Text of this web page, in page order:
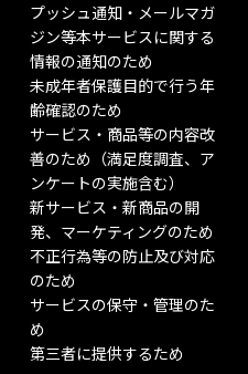
プッシュ通知・メールマガ
ジン等本サービスに関する
情報の通知のため
未成年者保護目的で行う年
齢確認のため
サービス・商品等の内容改
善のため（満足度調査、ア
ンケートの実施含む）
新サービス・新商品の開
発、マーケティングのため
不正行為等の防止及び対応
のため
サービスの保守・管理のた
め
第三者に提供するため